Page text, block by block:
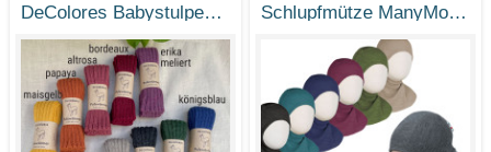
DeColores Babystulpen Pulswärmer Stulpen Alpaka Schurwolle Schlupfmütze ManyMonths aus Merinowolle